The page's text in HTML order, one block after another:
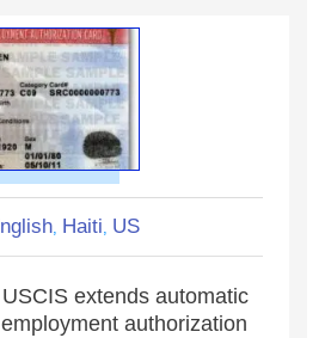
, Haiti, US
extends automatic
authorization